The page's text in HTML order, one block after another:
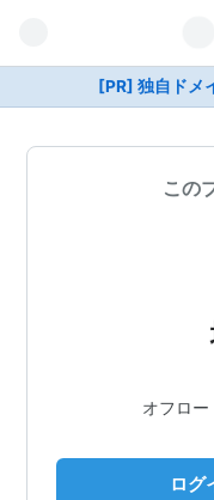
[PR] 独自ドメ
この
オフロー
ログ